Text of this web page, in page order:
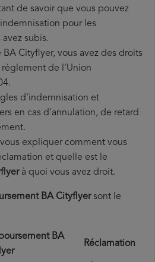
de savoir que vous pouvez
pour les
subis.
Cityflyer, vous avez des droits
de l'Union
d'indemnisation et
en cas d'annulation, de retard
expliquer comment vous
et quelle est le
à quoi vous avez droit.
BA Cityflyersont le
BA
Réclamation